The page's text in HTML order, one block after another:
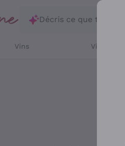
Décris ce que tu
Vins Vins